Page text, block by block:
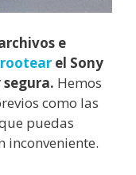
e
rootear el Sony
Hemos
como las
puedas
inconveniente.